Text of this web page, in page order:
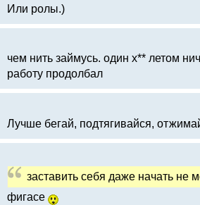
Или ролы.)
чем нить займусь. один х** летом
работу продолбал
Лучше бегай, подтягивайся,
заставить себя даже начать не
фигасе